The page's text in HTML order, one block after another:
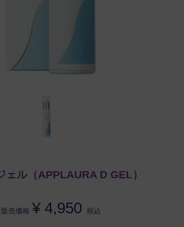
ェル（APPLAURA D GEL）
販売価格 ¥ 4,950 税込